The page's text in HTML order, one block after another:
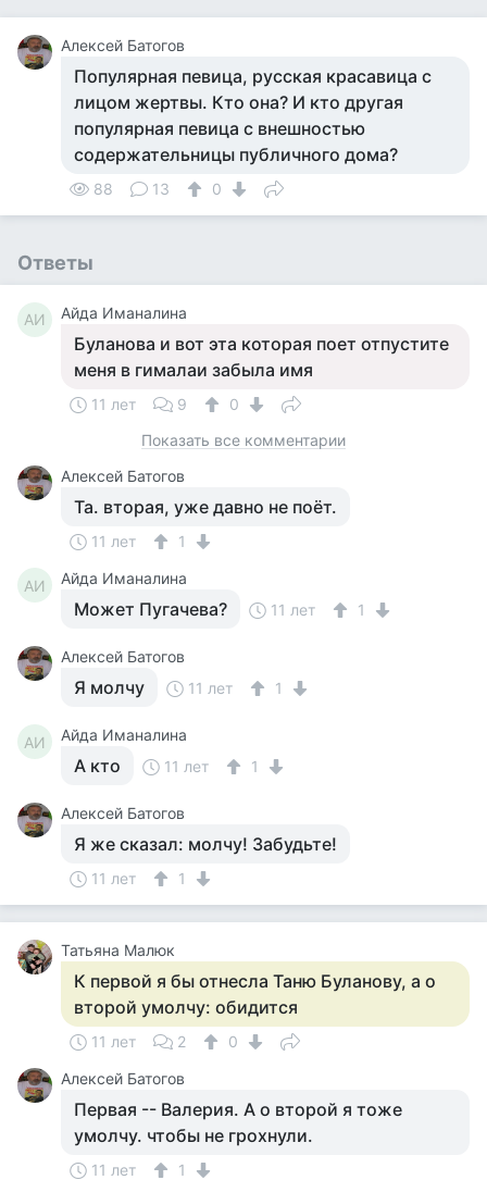
Алексей Батогов
Популярная певица, русская красавица с
лицом жертвы. Кто она? И кто другая
популярная певица с внешностью
содержательницы публичного дома?
88 13 0
Ответы
АИ Айда Иманалина
Буланова и вот эта которая поет отпустите
меня в гималаи забыла имя
11 лет 9
0
Показать все комментарии
Алексей Батогов
Та. вторая, уже давно не поёт.
11 лет 1
АИ Айда Иманалина
Может Пугачева? 11 лет 1
Алексей Батогов
Я молчу 11 лет 1
АИ Айда Иманалина
А кто 11 лет 1
Алексей Батогов
Я же сказал: молчу! Забудьте!
11 лет 1
Татьяна Малюк
К первой я бы отнесла Таню Буланову, а о
второй умолчу: обидится
11 лет 2
0
Алексей Батогов
Первая -- Валерия. А о второй я тоже
умолчу. чтобы не грохнули.
11 лет
1